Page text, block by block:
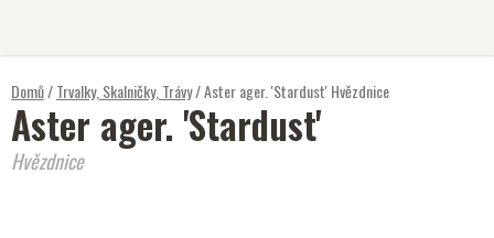
Domů/Trvalky, Skalničky, Trávy/Aster ager. 'Stardust'Hvězdnice
Aster ager. 'Stardust'
Hvězdnice